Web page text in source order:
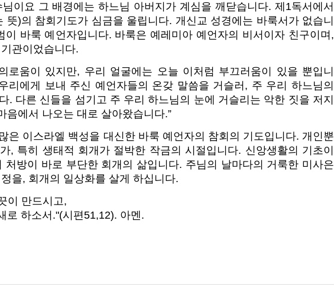
이요 그 배경에는 하느님 아버지가 계심을 깨닫습니다. 제1독서에서
뜻)의 참회기도가 심금을 울립니다. 개신교 성경에는 바룩서가 없습니
이 바룩 예언자입니다. 바룩은 예레미아 예언자의 비서이자 친구이며,
관이었습니다.
로움이 있지만, 우리 얼굴에는 오늘 이처럼 부끄러움이 있을 뿐입니
리에게 보내 주신 예언자들의 온갖 말씀을 거슬러, 주 우리 하느님의
. 다른 신들을 섬기고 주 우리 하느님의 눈에 거슬리는 악한 짓을 저지
음에서 나오는 대로 살아왔습니다.”
은 이스라엘 백성을 대신한 바룩 예언자의 참회의 기도입니다. 개인뿐
, 특히 생태적 회개가 절박한 작금의 시절입니다. 신앙생활의 기초이
처방이 바로 부단한 회개의 삶입니다. 주님의 날마다의 거룩한 미사은
을, 회개의 일상화를 살게 하십니다.
이 만드시고,
로 하소서."(시편51,12). 아멘.